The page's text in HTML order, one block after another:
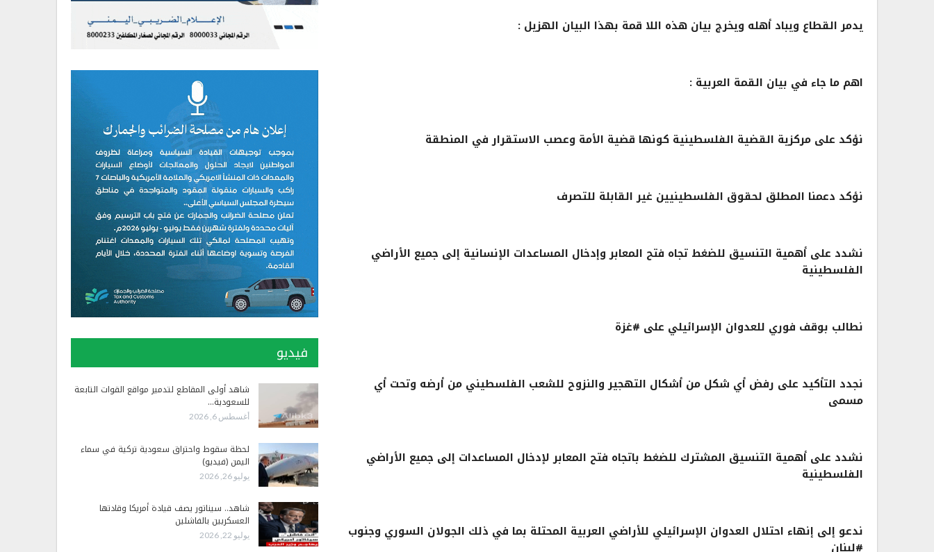
يدمر القطاع ويباد أهله ويخرج بيان هذه اللا قمة بهذا البيان الهزيل :
اهم ما جاء في بيان القمة العربية :
نؤكد على مركزية القضية الفلسطينية كونها قضية الأمة وعصب الاستقرار في المنطقة
نؤكد دعمنا المطلق لحقوق الفلسطينيين غير القابلة للتصرف
نشدد على أهمية التنسيق للضغط تجاه فتح المعابر وإدخال المساعدات الإنسانية إلى جميع الأراضي
الفلسطينية
نطالب بوقف فوري للعدوان الإسرائيلي على #غزة
نجدد التأكيد على رفض أي شكل من أشكال التهجير والنزوح للشعب الفلسطيني من أرضه وتحت أي
مسمى
نشدد على أهمية التنسيق المشترك للضغط باتجاه فتح المعابر لإدخال المساعدات إلى جميع الأراضي
الفلسطينية
ندعو إلى إنهاء احتلال العدوان الإسرائيلي للأراضي العربية المحتلة بما في ذلك الجولان السوري وجنوب
#لبنان
فيديو
شاهد أولى المقاطع لتدمير مواقع القوات التابعة
للسعودية…
أغسطس 6, 2026
لحظة سقوط واحتراق سعودية تركية في سماء
اليمن (فيديو)
يوليو 26, 2026
شاهد.. سيناتور يصف قيادة أمريكا وقادتها
العسكريين بالفاشلين
يوليو 22, 2026